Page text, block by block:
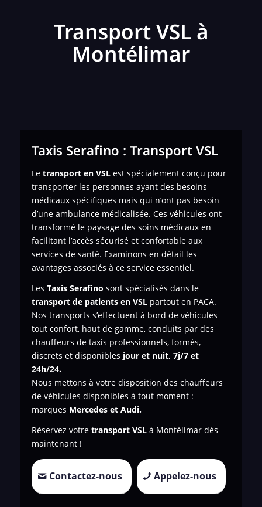
Transport VSL à
Montélimar
Taxis Serafino : Transport VSL
Le transport en VSL est spécialement conçu pour
transporter les personnes ayant des besoins
médicaux spécifiques mais qui n’ont pas besoin
d’une ambulance médicalisée. Ces véhicules ont
transformé le paysage des soins médicaux en
facilitant l’accès sécurisé et confortable aux
services de santé. Examinons en détail les
avantages associés à ce service essentiel.
Les Taxis Serafino sont spécialisés dans le
transport de patients en VSL partout en PACA.
Nos transports s’effectuent à bord de véhicules
tout confort, haut de gamme, conduits par des
chauffeurs de taxis professionnels, formés,
discrets et disponibles jour et nuit, 7j/7 et
24h/24.
Nous mettons à votre disposition des chauffeurs
de véhicules disponibles à tout moment :
marques Mercedes et Audi.
Réservez votre transport VSL à Montélimar dès
maintenant !
Contactez-nous Appelez-nous